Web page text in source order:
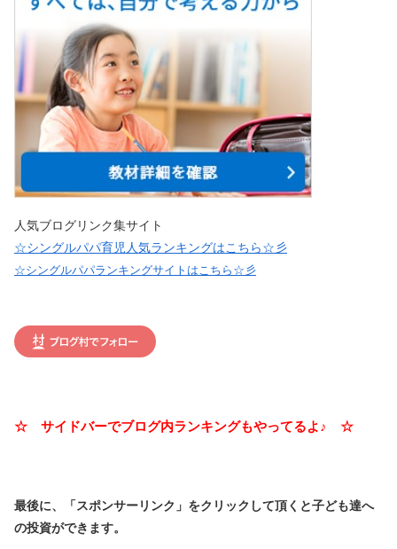
人気ブログリンク集サイト
☆シングルパパ育児人気ランキングはこちら☆彡
☆シングルパパランキングサイトはこちら☆彡
☆ サイドバーでブログ内ランキングもやってるよ♪ ☆
最後に、「スポンサーリンク」をクリックして頂くと子ども達へ
の投資ができます。